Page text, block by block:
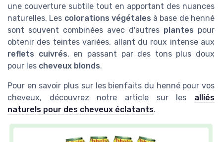
une couverture subtile tout en apportant des nuances
naturelles. Les colorations végétales à base de henné
sont souvent combinées avec d'autres plantes pour
obtenir des teintes variées, allant du roux intense aux
reflets cuivrés, en passant par des tons plus doux
pour les cheveux blonds.
Pour en savoir plus sur les bienfaits du henné pour vos
cheveux, découvrez notre article sur les alliés
naturels pour des cheveux éclatants.